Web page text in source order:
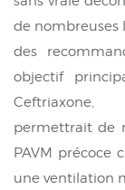
de nombreuses
des
objectif
Ceftriaxone,
permettrait de
PAVM précoce
une ventilation